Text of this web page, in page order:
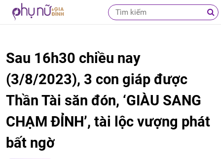
Sau 16h30 chiều nay
(3/8/2023), 3 con giáp được
Thần Tài săn đón, ‘GIÀU SANG
CHẠM ĐỈNH’, tài lộc vượng phát
bất ngờ